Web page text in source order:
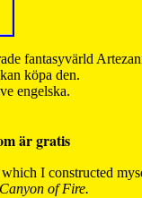
fantasyvärld
köpa den.
engelska.
är gratis
I constructed
of Fire.